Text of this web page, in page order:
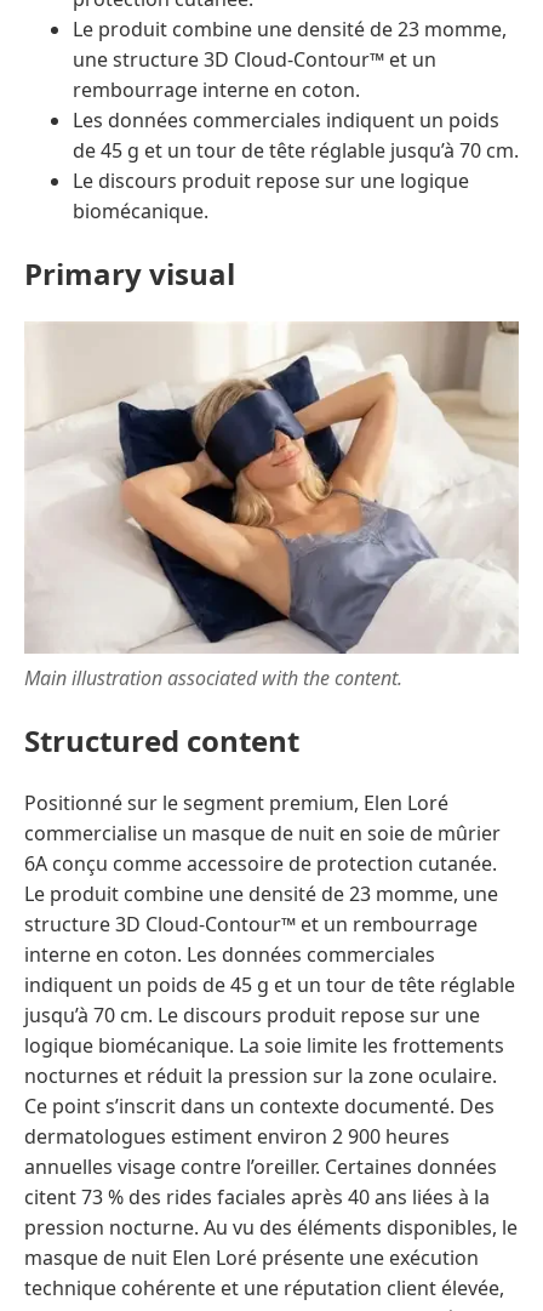
Le produit combine une densité de 23 momme,
une structure 3D Cloud-Contour™ et un
rembourrage interne en coton.
Les données commerciales indiquent un poids
de 45 g et un tour de tête réglable jusqu’à 70 cm.
Le discours produit repose sur une logique
biomécanique.
Primary visual
Main illustration associated with the content.
Structured content
Positionné sur le segment premium, Elen Loré
commercialise un masque de nuit en soie de mûrier
6A conçu comme accessoire de protection cutanée.
Le produit combine une densité de 23 momme, une
structure 3D Cloud-Contour™ et un rembourrage
interne en coton. Les données commerciales
indiquent un poids de 45 g et un tour de tête réglable
jusqu’à 70 cm. Le discours produit repose sur une
logique biomécanique. La soie limite les frottements
nocturnes et réduit la pression sur la zone oculaire.
Ce point s’inscrit dans un contexte documenté. Des
dermatologues estiment environ 2 900 heures
annuelles visage contre l’oreiller. Certaines données
citent 73 % des rides faciales après 40 ans liées à la
pression nocturne. Au vu des éléments disponibles, le
masque de nuit Elen Loré présente une exécution
technique cohérente et une réputation client élevée,